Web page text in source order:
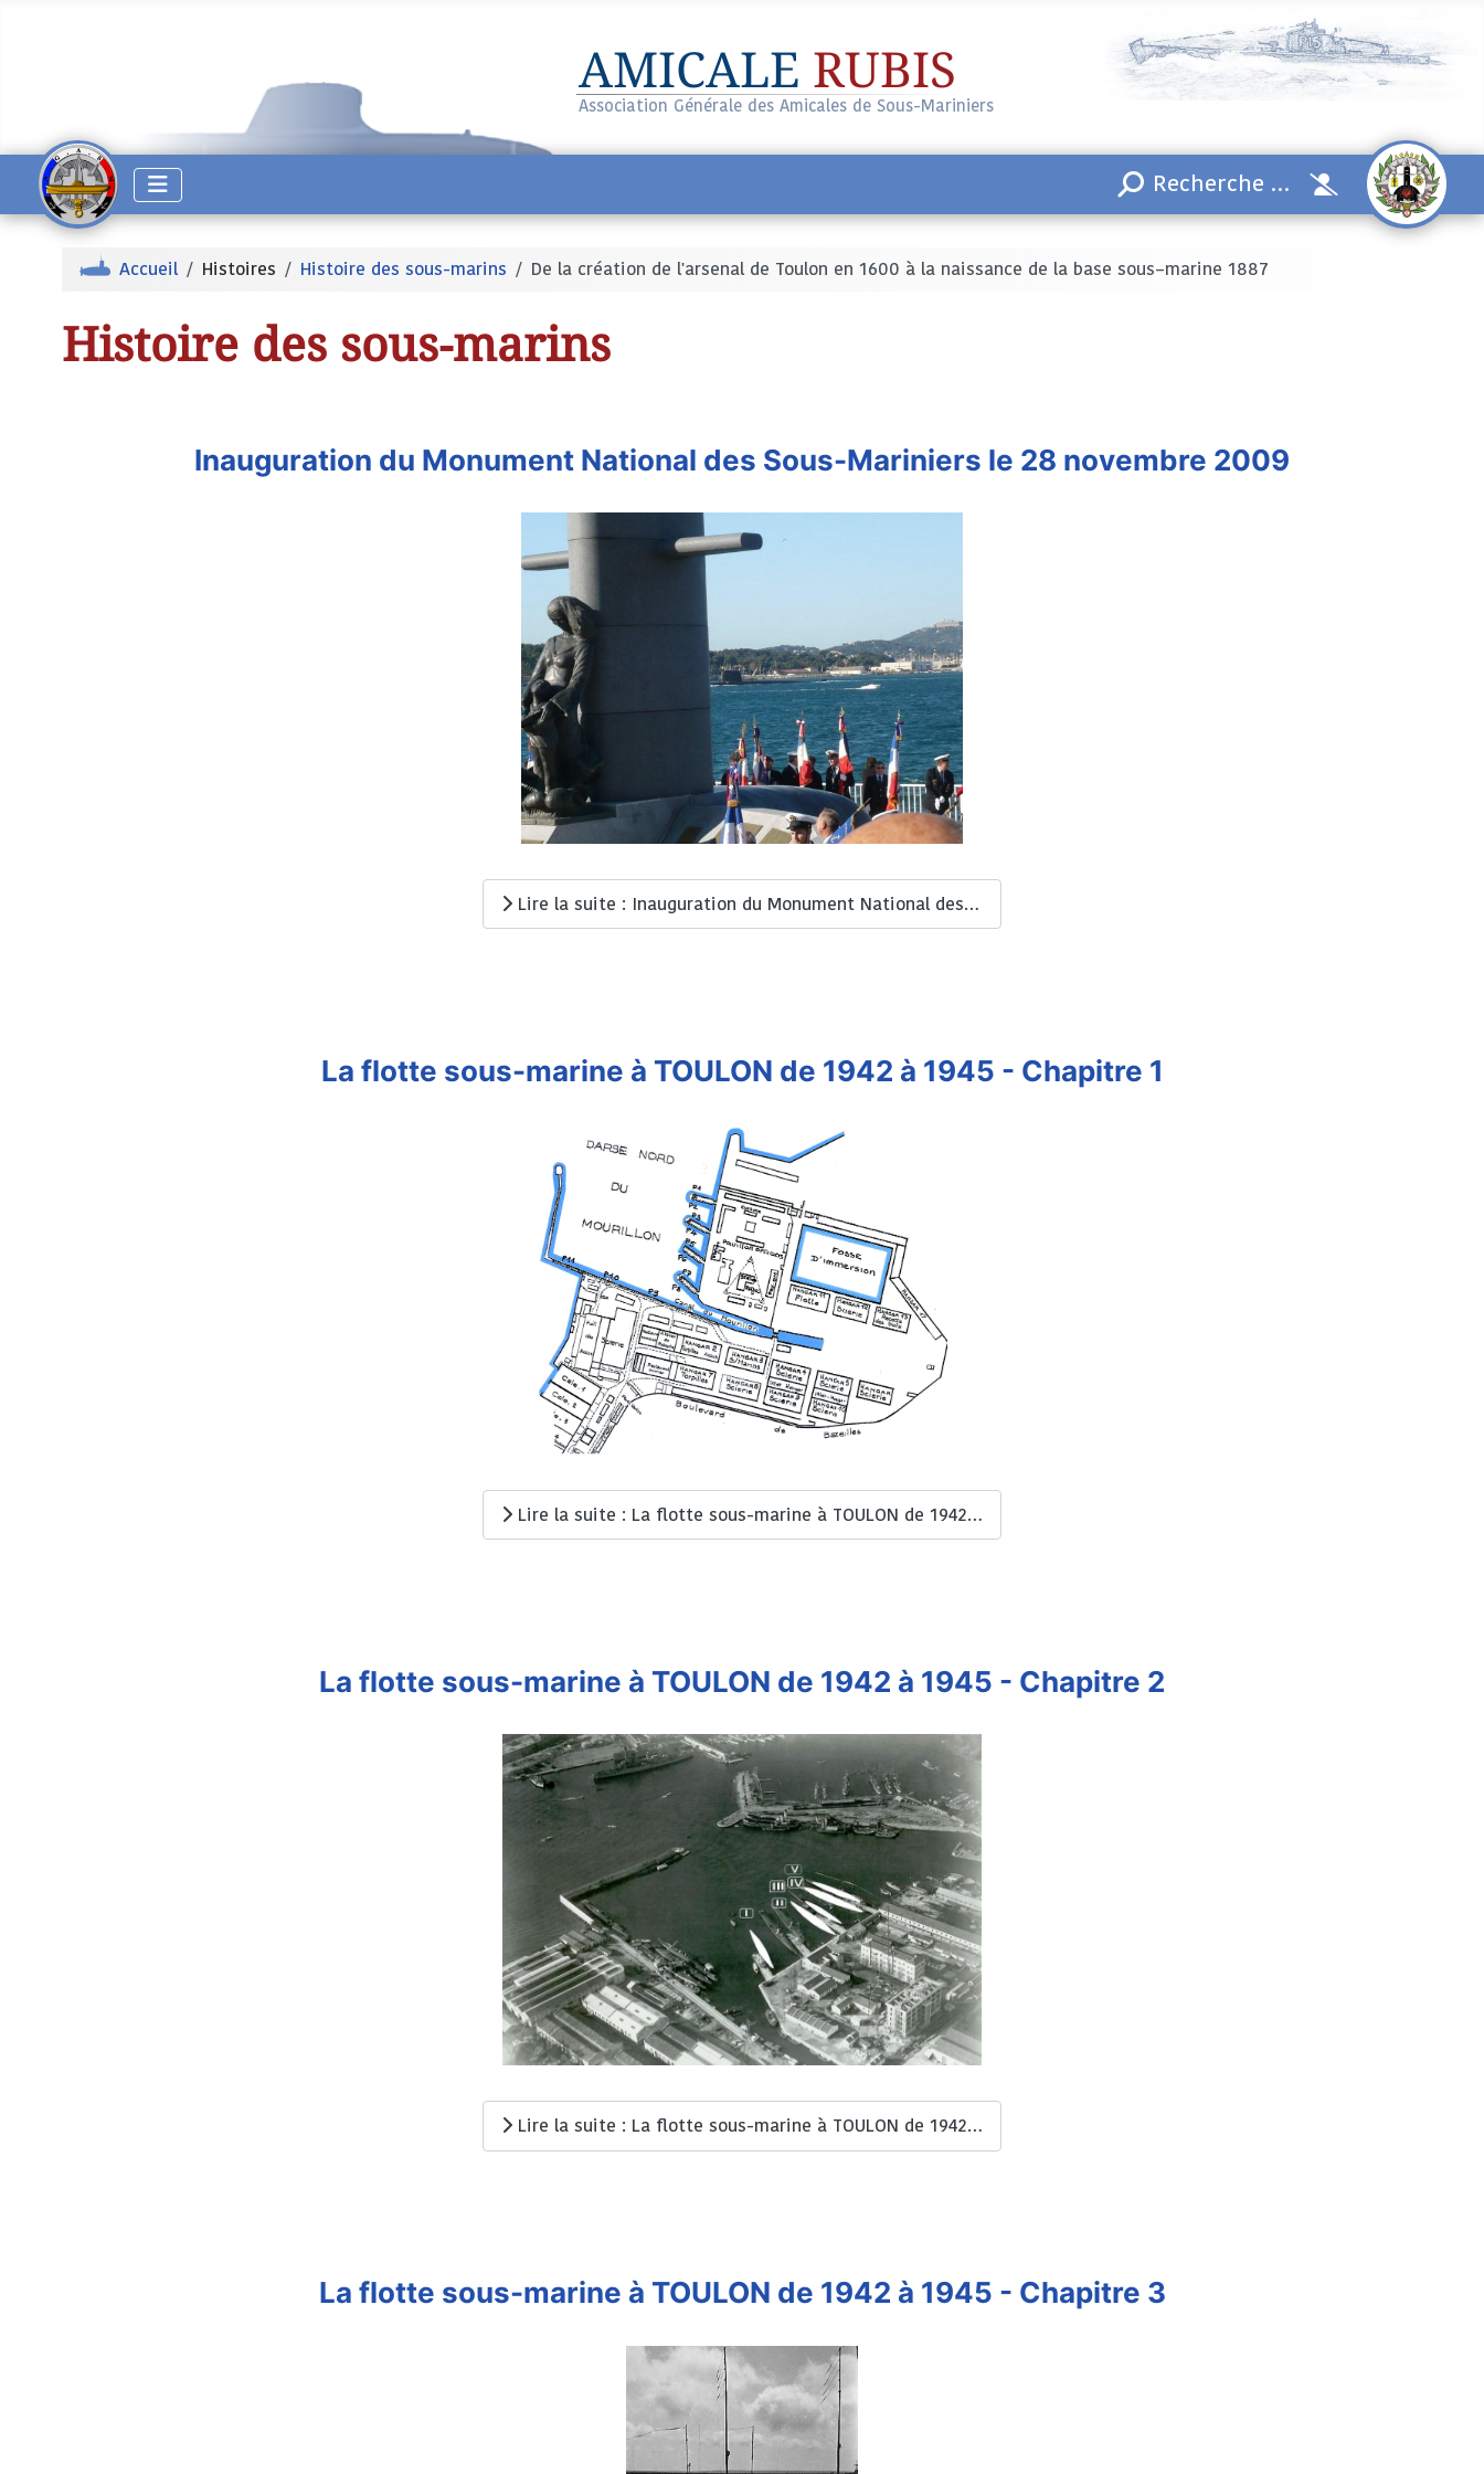
AMICALE RUBIS
Association Générale des Amicales de Sous-Mariniers
Accueil Histoires Histoire des sous-marins De la création de l'arsenal de Toulon en 1600 à la naissance de la base sous–marine 1887
Histoire des sous-marins
Inauguration du Monument National des Sous-Mariniers le 28 novembre 2009
Lire la suite : Inauguration du Monument National des Sous-Mariniers le 28 novembre 2009
La flotte sous-marine à TOULON de 1942 à 1945 - Chapitre 1
Lire la suite : La flotte sous-marine à TOULON de 1942 à 1945 - Chapitre 1
La flotte sous-marine à TOULON de 1942 à 1945 - Chapitre 2
Lire la suite : La flotte sous-marine à TOULON de 1942 à 1945 - Chapitre 2
La flotte sous-marine à TOULON de 1942 à 1945 - Chapitre 3